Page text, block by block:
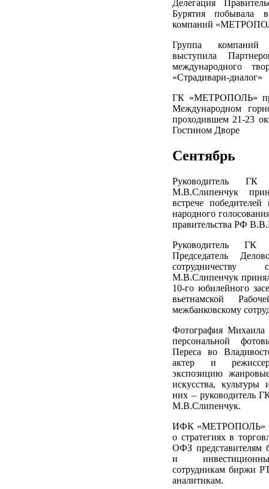
Делегация
Бурятия побывала
компаний
Группа
выступила
международного
«Страдивари-диалог»
ГК «МЕТРОПОЛЬ»
Международном
проходившем 21-23
Гостином Дворе
Сентябрь
Руководитель
М.В.Слипенчук
встрече победителей
народного
правительства РФ
Руководитель
Председатель
М.В.Слипенчук принял
10-го юбилейного
вьетнамской
межбанковскому
Фотография
персональной
Переса во
актер и
экспозицию
искусства, культуры
них –
М.В.Слипенчук.
ИФК «МЕТРОПОЛЬ» и
о стратегиях в
ОФЗ представителям
и
сотрудникам биржи
аналитикам.